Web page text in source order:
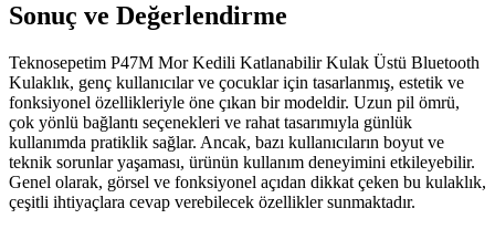
Sonuç ve Değerlendirme
Teknosepetim P47M Mor Kedili Katlanabilir Kulak Üstü Bluetooth
Kulaklık, genç kullanıcılar ve çocuklar için tasarlanmış, estetik ve
fonksiyonel özellikleriyle öne çıkan bir modeldir. Uzun pil ömrü,
çok yönlü bağlantı seçenekleri ve rahat tasarımıyla günlük
kullanımda pratiklik sağlar. Ancak, bazı kullanıcıların boyut ve
teknik sorunlar yaşaması, ürünün kullanım deneyimini etkileyebilir.
Genel olarak, görsel ve fonksiyonel açıdan dikkat çeken bu kulaklık,
çeşitli ihtiyaçlara cevap verebilecek özellikler sunmaktadır.